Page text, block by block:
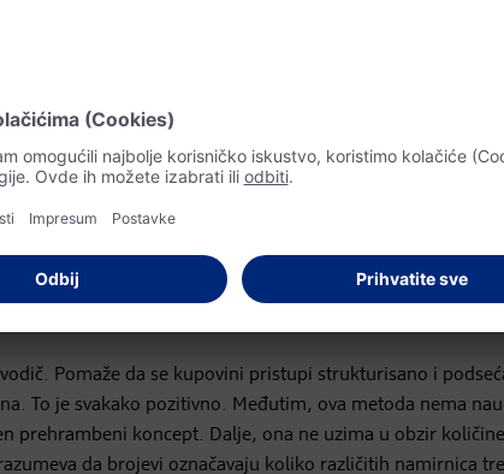
5–4–3–2–1 sa
ili bismo pre
mrežama?
Pomaže da se kupovini pristupi strukturisano i
To je svakako pozitivno. Međutim, ova metoda nema
prehrambeni koncept. Dalje, ona ne uzima u obzir
da brojevi označavaju koliko različitih namirnica